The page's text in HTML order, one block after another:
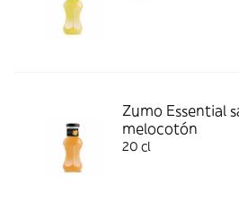
Zumo Essential
melocotón
20 cl